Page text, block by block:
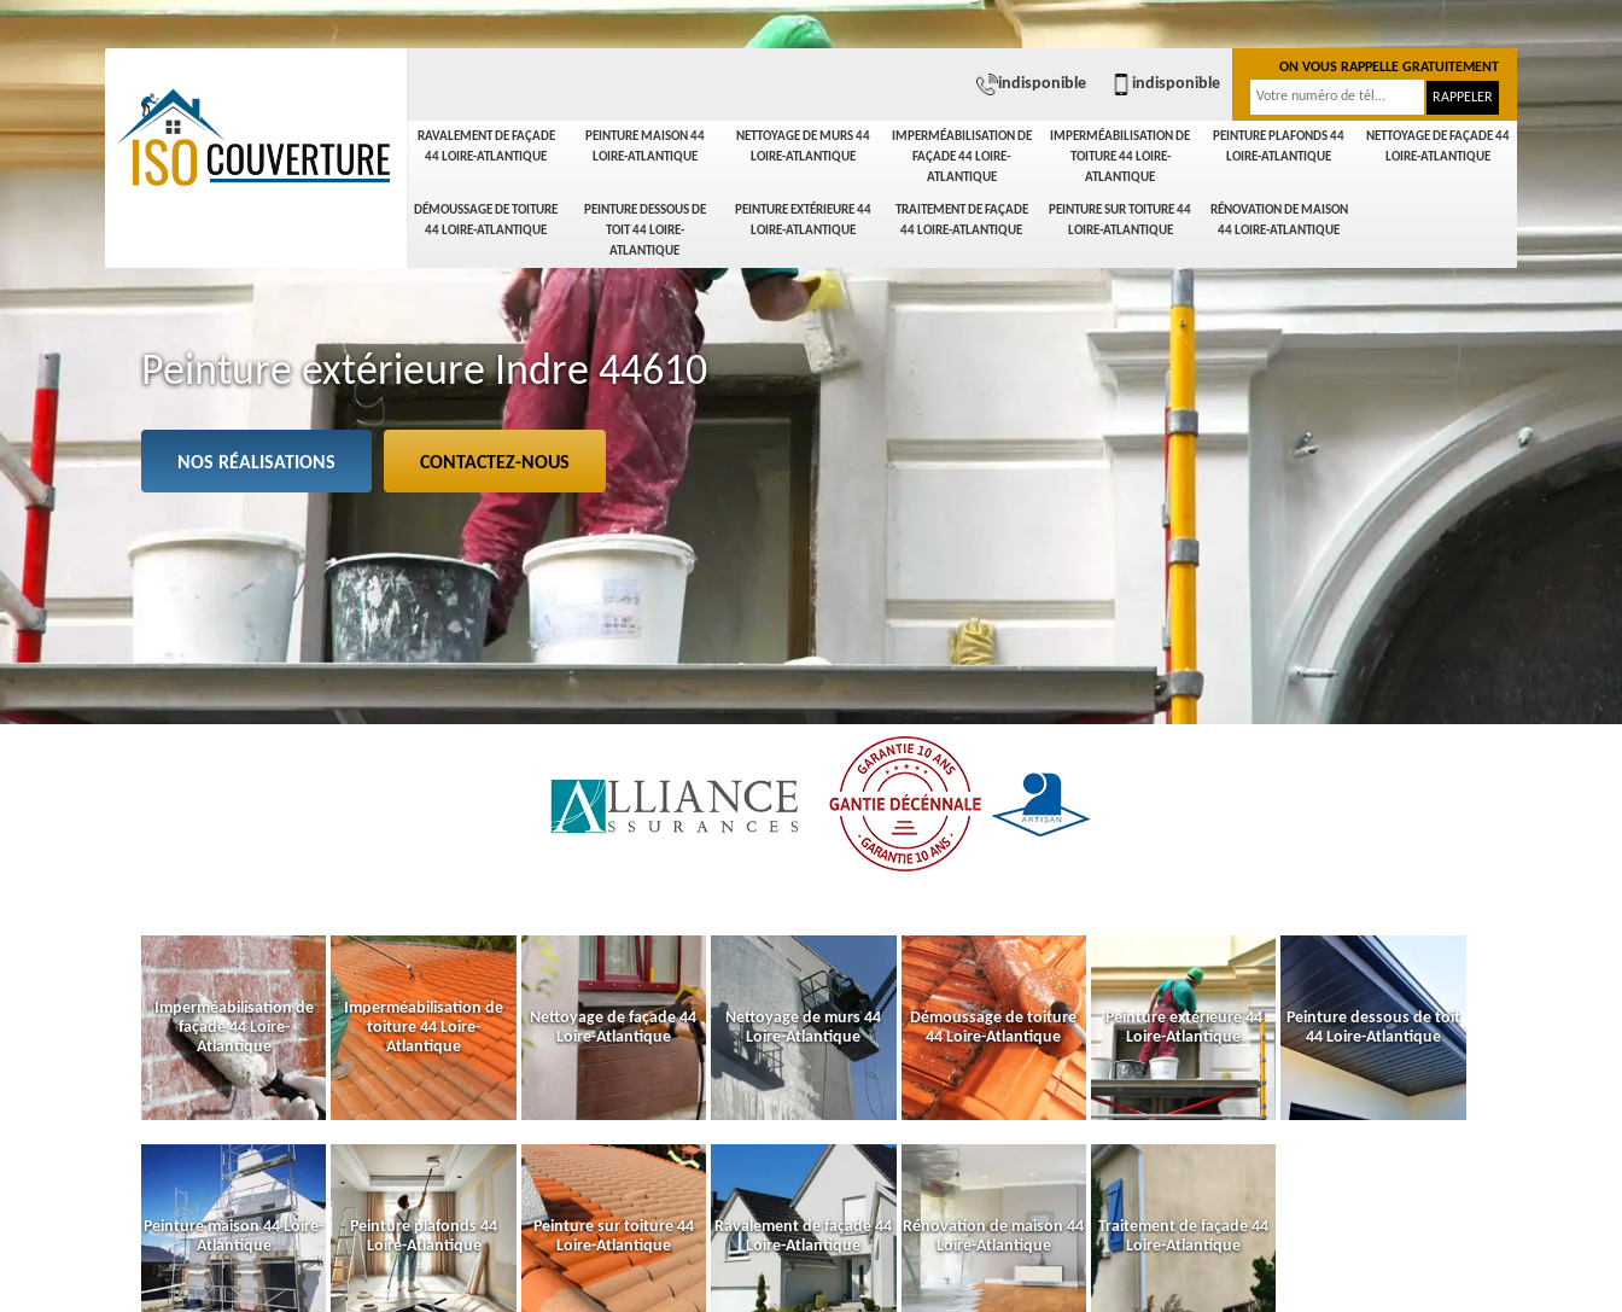
RAVALEMENT DE FAÇADE
44 LOIRE-ATLANTIQUE
PEINTURE MAISON 44
LOIRE-ATLANTIQUE
NETTOYAGE DE MURS 44
LOIRE-ATLANTIQUE
IMPERMÉABILISATION DE
FAÇADE 44 LOIRE-
ATLANTIQUE
IMPERMÉABILISATION DE
TOITURE 44 LOIRE-
ATLANTIQUE
PEINTURE PLAFONDS 44
LOIRE-ATLANTIQUE
NETTOYAGE DE FAÇADE 44
LOIRE-ATLANTIQUE
DÉMOUSSAGE DE TOITURE
44 LOIRE-ATLANTIQUE
PEINTURE DESSOUS DE
TOIT 44 LOIRE-
ATLANTIQUE
PEINTURE EXTÉRIEURE 44
LOIRE-ATLANTIQUE
TRAITEMENT DE FAÇADE
44 LOIRE-ATLANTIQUE
PEINTURE SUR TOITURE 44
LOIRE-ATLANTIQUE
RÉNOVATION DE MAISON
44 LOIRE-ATLANTIQUE
indisponible indisponible
ON VOUS RAPPELLE GRATUITEMENT
Peinture extérieure Indre 44610
NOS RÉALISATIONS CONTACTEZ-NOUS
Imperméabilisation de
façade 44 Loire-
Atlantique
Imperméabilisation de
toiture 44 Loire-
Atlantique
Nettoyage de façade 44
Loire-Atlantique
Nettoyage de murs 44
Loire-Atlantique
Démoussage de toiture
44 Loire-Atlantique
Peinture extérieure 44
Loire-Atlantique
Peinture dessous de toit
44 Loire-Atlantique
Peinture maison 44 Loire-
Atlantique
Peinture plafonds 44
Loire-Atlantique
Peinture sur toiture 44
Loire-Atlantique
Ravalement de façade 44
Loire-Atlantique
Rénovation de maison 44
Loire-Atlantique
Traitement de façade 44
Loire-Atlantique